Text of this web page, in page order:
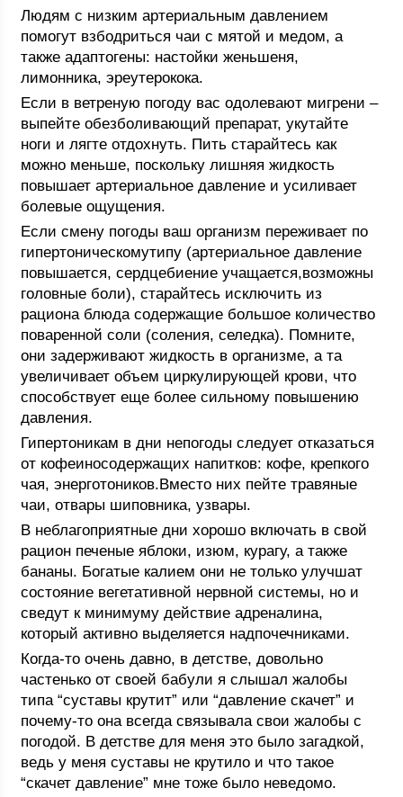
Людям с низким артериальным давлением
помогут взбодриться чаи с мятой и медом, а
также адаптогены: настойки женьшеня,
лимонника, эреутерокока.
Если в ветреную погоду вас одолевают мигрени –
выпейте обезболивающий препарат, укутайте
ноги и лягте отдохнуть. Пить старайтесь как
можно меньше, поскольку лишняя жидкость
повышает артериальное давление и усиливает
болевые ощущения.
Если смену погоды ваш организм переживает по
гипертоническомутипу (артериальное давление
повышается, сердцебиение учащается,возможны
головные боли), старайтесь исключить из
рациона блюда содержащие большое количество
поваренной соли (соления, селедка). Помните,
они задерживают жидкость в организме, а та
увеличивает объем циркулирующей крови, что
способствует еще более сильному повышению
давления.
Гипертоникам в дни непогоды следует отказаться
от кофеиносодержащих напитков: кофе, крепкого
чая, энерготоников.Вместо них пейте травяные
чаи, отвары шиповника, узвары.
В неблагоприятные дни хорошо включать в свой
рацион печеные яблоки, изюм, курагу, а также
бананы. Богатые калием они не только улучшат
состояние вегетативной нервной системы, но и
сведут к минимуму действие адреналина,
который активно выделяется надпочечниками.
Когда-то очень давно, в детстве, довольно
частенько от своей бабули я слышал жалобы
типа “суставы крутит” или “давление скачет” и
почему-то она всегда связывала свои жалобы с
погодой. В детстве для меня это было загадкой,
ведь у меня суставы не крутило и что такое
“скачет давление” мне тоже было неведомо.